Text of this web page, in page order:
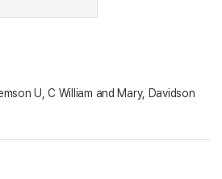
U, C William and Mary, Davidson